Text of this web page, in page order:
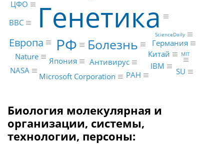
Генетика
РФ Болезнь
Европа
Nature Япония Антивирус
Китай
Германия
ЦФО
BBC
NASA
IBM
Microsoft Corporation
SU
РАН
ScienceDaily
MIT
Биология молекулярная и
организации, системы,
технологии, персоны: